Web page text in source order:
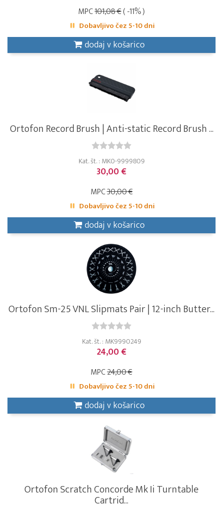
MPC101,08 €( -11% )
Dobavljivo čez 5-10 dni
dodaj v košarico
Ortofon Record Brush | Anti-static Record Brush ...
Kat. št. : MK0-9999809
30,00 €
MPC30,00 €
Dobavljivo čez 5-10 dni
dodaj v košarico
Ortofon Sm-25 VNL Slipmats Pair | 12-inch Butter...
Kat. št. : MK9990249
24,00 €
MPC24,00 €
Dobavljivo čez 5-10 dni
dodaj v košarico
Ortofon Scratch Concorde Mk Ii Turntable
Cartrid...